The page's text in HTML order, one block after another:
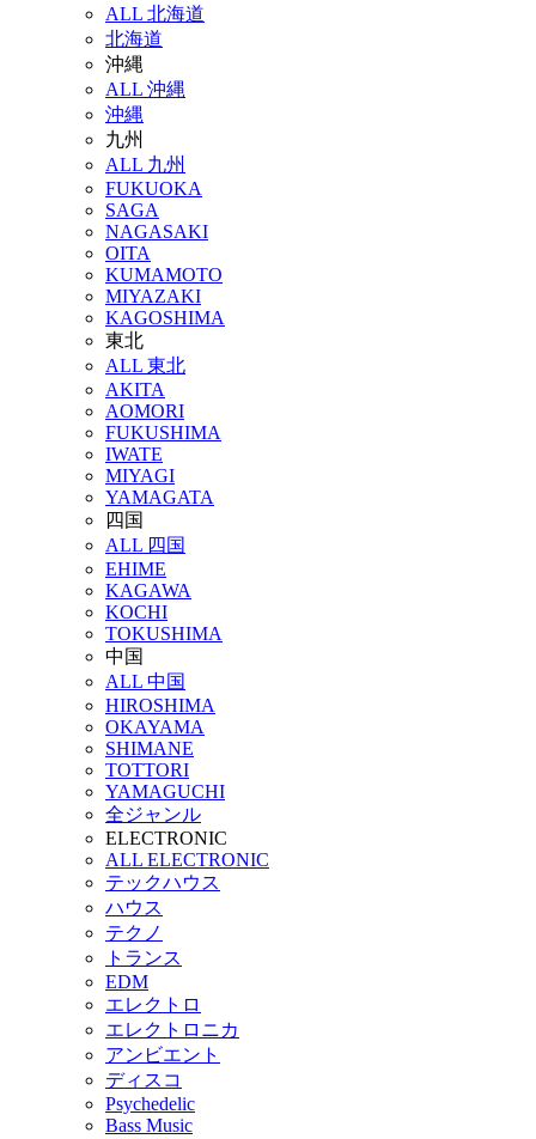
ALL 北海道
北海道
沖縄
ALL 沖縄
沖縄
九州
ALL 九州
FUKUOKA
SAGA
NAGASAKI
OITA
KUMAMOTO
MIYAZAKI
KAGOSHIMA
東北
ALL 東北
AKITA
AOMORI
FUKUSHIMA
IWATE
MIYAGI
YAMAGATA
四国
ALL 四国
EHIME
KAGAWA
KOCHI
TOKUSHIMA
中国
ALL 中国
HIROSHIMA
OKAYAMA
SHIMANE
TOTTORI
YAMAGUCHI
全ジャンル
ELECTRONIC
ALL ELECTRONIC
テックハウス
ハウス
テクノ
トランス
EDM
エレクトロ
エレクトロニカ
アンビエント
ディスコ
Psychedelic
Bass Music